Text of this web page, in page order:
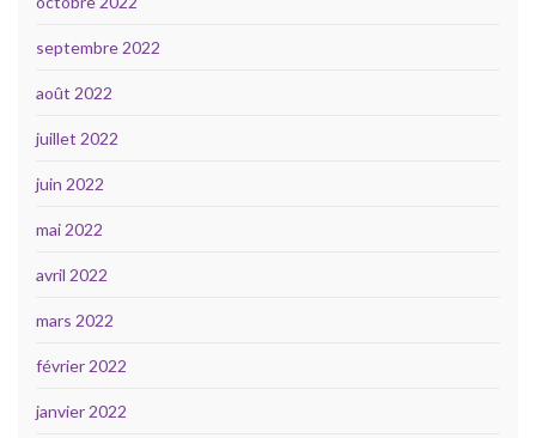
septembre 2022
août 2022
juillet 2022
juin 2022
mai 2022
avril 2022
mars 2022
février 2022
janvier 2022